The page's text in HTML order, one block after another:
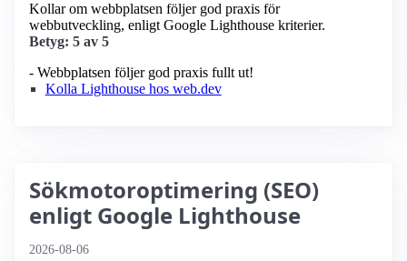
Kollar om webbplatsen följer god praxis för
webbutveckling, enligt Google Lighthouse kriterier.
Betyg: 5 av 5
- Webbplatsen följer god praxis fullt ut!
Kolla Lighthouse hos web.dev
Sökmotoroptimering (SEO)
enligt Google Lighthouse
2026-08-06